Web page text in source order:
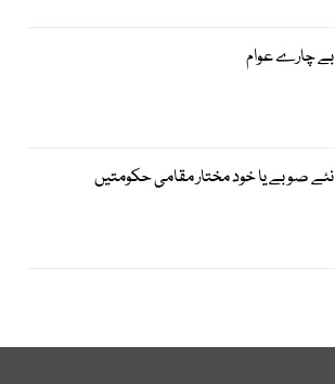
بے چارے عوام
نئے صوبے یا خود مختار مقامی حکومتیں